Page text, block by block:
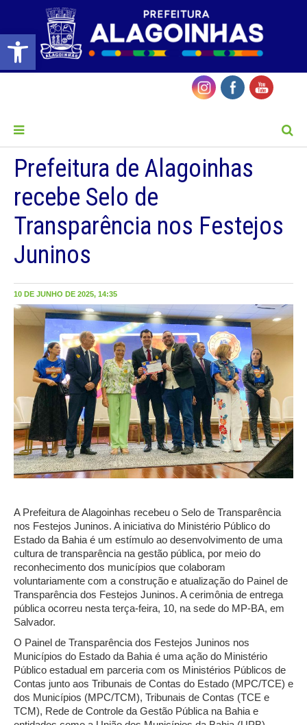
Prefeitura de Alagoinhas
recebe Selo de
Transparência nos Festejos
Juninos
10 DE JUNHO DE 2025, 14:35
A Prefeitura de Alagoinhas recebeu o Selo de Transparência
nos Festejos Juninos. A iniciativa do Ministério Público do
Estado da Bahia é um estímulo ao desenvolvimento de uma
cultura de transparência na gestão pública, por meio do
reconhecimento dos municípios que colaboram
voluntariamente com a construção e atualização do Painel de
Transparência dos Festejos Juninos. A cerimônia de entrega
pública ocorreu nesta terça-feira, 10, na sede do MP-BA, em
Salvador.
O Painel de Transparência dos Festejos Juninos nos
Municípios do Estado da Bahia é uma ação do Ministério
Público estadual em parceria com os Ministérios Públicos de
Contas junto aos Tribunais de Contas do Estado (MPC/TCE) e
dos Municípios (MPC/TCM), Tribunais de Contas (TCE e
TCM), Rede de Controle da Gestão Pública na Bahia e
Barra de Ferramentas Aberta